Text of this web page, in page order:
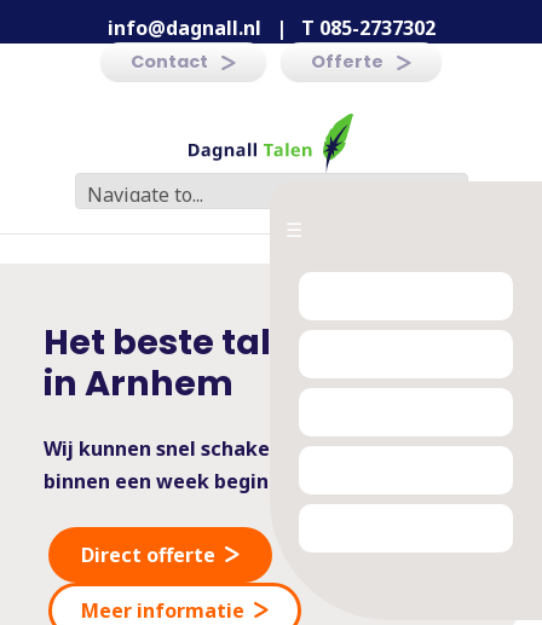
info@dagnall.nl | T 085-2737302
Contact Offerte
Het beste taleninstituut
in Arnhem
Wij kunnen snel schakelen -
binnen een week beginnen is mogelijk
Direct offerte
Meer informatie
☰